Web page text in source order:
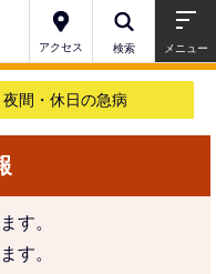
アクセス 検索 メニュー
夜間・休日の急病
す。
す。